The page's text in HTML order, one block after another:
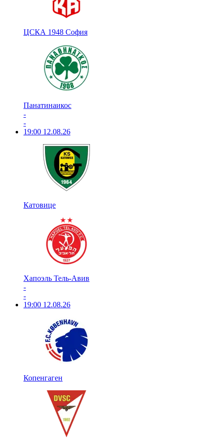
ЦСКА 1948 София
Панатинаикос
-
-
19:00 12.08.26
Катовице
Хапоэль Тель-Авив
-
-
19:00 12.08.26
Копенгаген